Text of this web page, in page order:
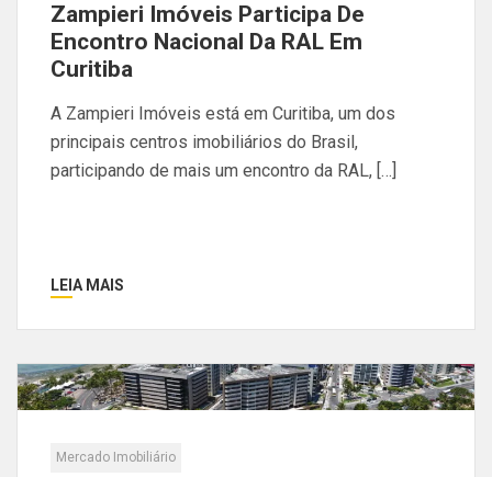
Zampieri Imóveis Participa De
Encontro Nacional Da RAL Em
Curitiba
A Zampieri Imóveis está em Curitiba, um dos
principais centros imobiliários do Brasil,
participando de mais um encontro da RAL, […]
LEIA MAIS
Mercado Imobiliário